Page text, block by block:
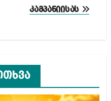
კამპანიისას